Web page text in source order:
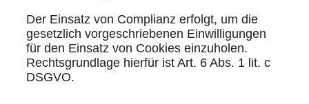
Der Einsatz von Complianz erfolgt, um die
gesetzlich vorgeschriebenen Einwilligungen
für den Einsatz von Cookies einzuholen.
Rechtsgrundlage hierfür ist Art. 6 Abs. 1 lit. c
DSGVO.